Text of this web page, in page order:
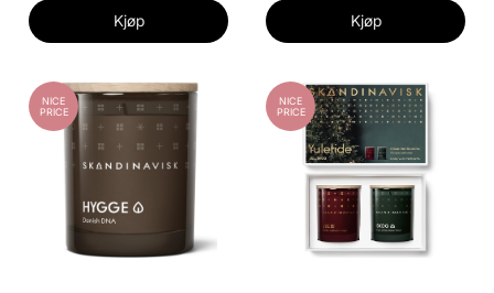
Kjøp Kjøp
NICE
PRICE
NICE
PRICE